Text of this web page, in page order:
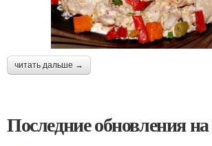
читать дальше →
Последние обновления на